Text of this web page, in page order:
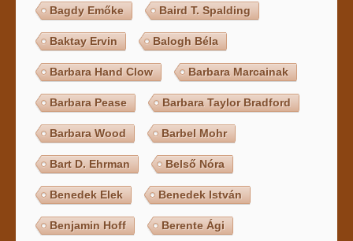
Bagdy Emőke Baird T. Spalding
Baktay Ervin Balogh Béla
Barbara Hand Clow Barbara Marcainak
Barbara Pease Barbara Taylor Bradford
Barbara Wood Barbel Mohr
Bart D. Ehrman Belső Nóra
Benedek Elek Benedek István
Benjamin Hoff Berente Ági